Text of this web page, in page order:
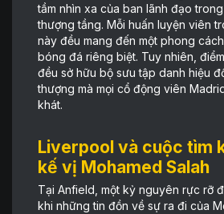
tầm nhìn xa của ban lãnh đạo
thượng tầng. Mỗi huấn luyện viên
này đều mang đến một phong
bóng đá riêng biệt. Tuy nhiên,
đều sở hữu bộ sưu tập danh hiệu
thượng mà mọi cổ động viên
khát.
Liverpool và cuộc tìm
kế vị Mohamed Salah
Tại Anfield, một kỷ nguyên rực rỡ
khi những tin đồn về sự ra đi của